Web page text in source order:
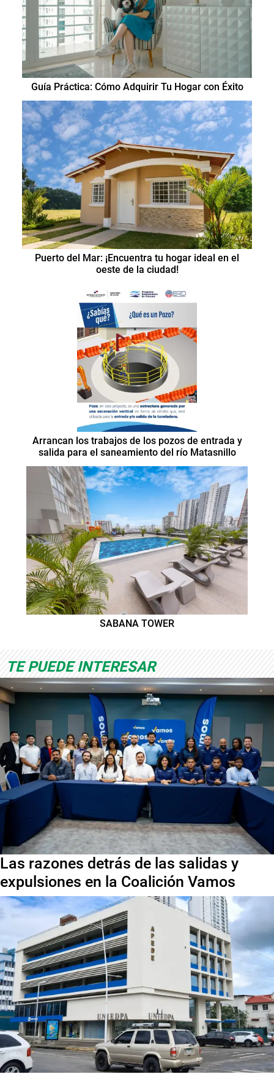
Guía Práctica: Cómo Adquirir Tu Hogar con Éxito
Puerto del Mar: ¡Encuentra tu hogar ideal en el
oeste de la ciudad!
Arrancan los trabajos de los pozos de entrada y
salida para el saneamiento del río Matasnillo
SABANA TOWER
TE PUEDE INTERESAR
Las razones detrás de las salidas y
expulsiones en la Coalición Vamos